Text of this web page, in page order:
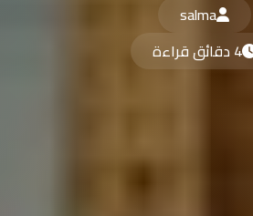
salma
4 دقائق قراءة